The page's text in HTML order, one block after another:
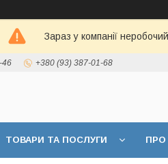
Зараз у компанії
46 +380 (93) 387-01-68
ТОВАРИ ТА ПОСЛУГИ ПРО